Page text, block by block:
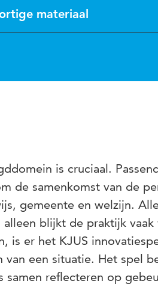
materiaal
is cruciaal.
de samenkomst van de
gemeente en welzijn.
blijkt de praktijk
is er het KJUS
van een situatie. Het spel
samen reflecteren op